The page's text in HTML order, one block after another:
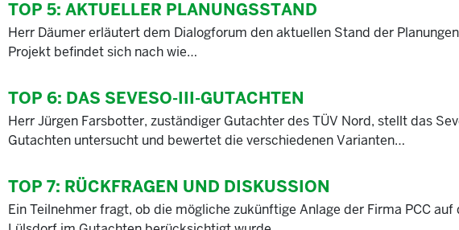
TOP 5: AKTUELLER PLANUNGSSTAND
Herr Däumer erläutert dem Dialogforum den aktuellen Stand der
Projekt befindet sich nach wie…
TOP 6: DAS SEVESO-III-GUTACHTEN
Herr Jürgen Farsbotter, zuständiger Gutachter des TÜV Nord, stellt das
Gutachten untersucht und bewertet die verschiedenen Varianten…
TOP 7: RÜCKFRAGEN UND DISKUSSION
Ein Teilnehmer fragt, ob die mögliche zukünftige Anlage der Firma PCC